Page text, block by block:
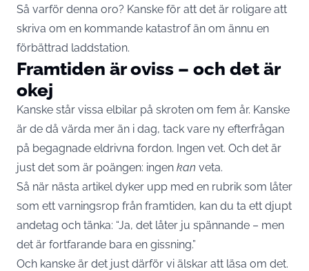
Så varför denna oro? Kanske för att det är roligare att
skriva om en kommande katastrof än om ännu en
förbättrad laddstation.
Framtiden är oviss – och det är
okej
Kanske står vissa elbilar på skroten om fem år. Kanske
är de då värda mer än i dag, tack vare ny efterfrågan
på begagnade eldrivna fordon. Ingen vet. Och det är
just det som är poängen: ingen kan veta.
Så när nästa artikel dyker upp med en rubrik som låter
som ett varningsrop från framtiden, kan du ta ett djupt
andetag och tänka: “Ja, det låter ju spännande – men
det är fortfarande bara en gissning.”
Och kanske är det just därför vi älskar att läsa om det.